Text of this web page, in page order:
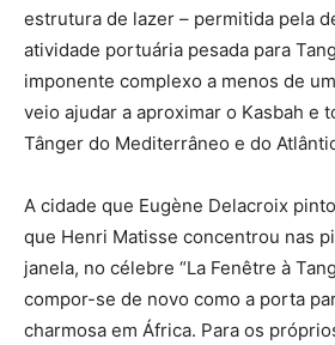
estrutura de lazer – permitida pela
atividade portuária pesada para
imponente complexo a menos de
veio ajudar a aproximar o Kasbah e
Tânger do Mediterrâneo e do
A cidade que Eugène Delacroix
que Henri Matisse concentrou nas
janela, no célebre “La Fenêtre à
compor-se de novo como a porta
charmosa em África. Para os